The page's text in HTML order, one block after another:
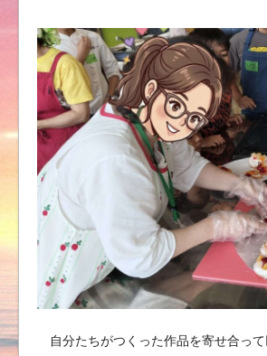
自分たちがつくった作品を寄せ合って